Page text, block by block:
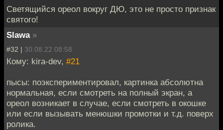
Светящийся ореол вокруг ДЮ, это не просто признак
святого!
Slawa »
#32 | 30.08.22 08:58
Кому: kira-dev, #21
пысы: поэкспериментировал, картинка абсолютна
нормальная, если смотреть на полный экран, а
ореол возникает в случае, если смотреть в окошке
или если вызывать менюшки промотки и т.д. поверх
ролика.